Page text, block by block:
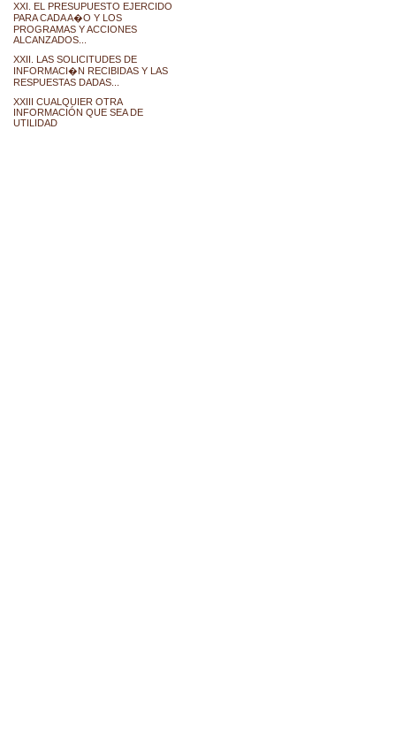
XXI. EL PRESUPUESTO EJERCIDO
PARA CADA A�O Y LOS
PROGRAMAS Y ACCIONES
ALCANZADOS...
XXII. LAS SOLICITUDES DE
INFORMACI�N RECIBIDAS Y LAS
RESPUESTAS DADAS...
XXIII CUALQUIER OTRA
INFORMACIÓN QUE SEA DE
UTILIDAD